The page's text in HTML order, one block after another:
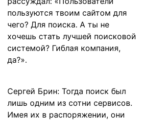
пользуются твоим сайтом для
чего? Для поиска. А ты не
хочешь стать лучшей поисковой
системой? Гиблая компания,
да?».
Сергей Брин: Тогда поиск был
лишь одним из сотни сервисов.
Имея их в распоряжении, они